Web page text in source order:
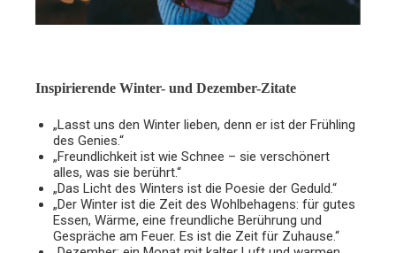
Inspirierende Winter- und Dezember-Zitate
„Lasst uns den Winter lieben, denn er ist der Frühling
des Genies.“
„Freundlichkeit ist wie Schnee – sie verschönert
alles, was sie berührt.“
„Das Licht des Winters ist die Poesie der Geduld.“
„Der Winter ist die Zeit des Wohlbehagens: für gutes
Essen, Wärme, eine freundliche Berührung und
Gespräche am Feuer. Es ist die Zeit für Zuhause.“